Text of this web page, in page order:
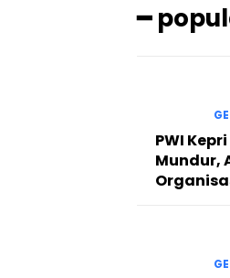
━
PWI
Mundur,